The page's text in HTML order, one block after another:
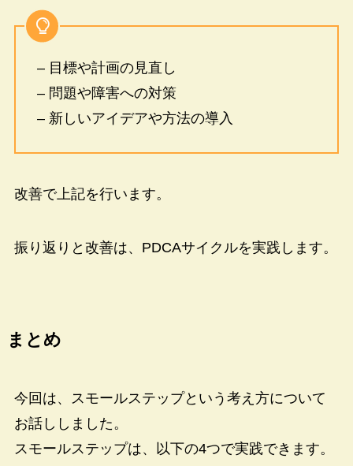
– 目標や計画の見直し
– 問題や障害への対策
– 新しいアイデアや方法の導入
改善で上記を行います。
振り返りと改善は、PDCAサイクルを実践します。
まとめ
今回は、スモールステップという考え方について
お話ししました。
スモールステップは、以下の4つで実践できます。